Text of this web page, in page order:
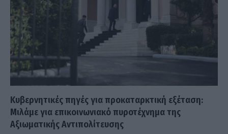
Κυβερνητικές πηγές για προκαταρκτική εξέταση:
Μιλάμε για επικοινωνιακό πυροτέχνημα της
Αξιωματικής Αντιπολίτευσης